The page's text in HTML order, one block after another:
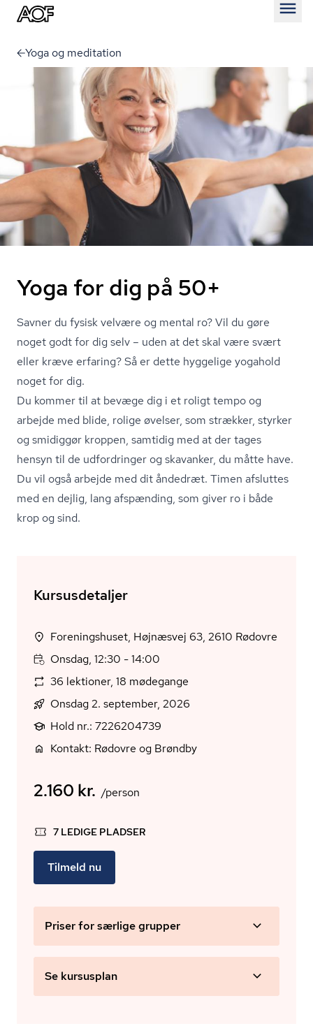
Yoga og meditation
Yoga for dig på 50+
Savner du fysisk velvære og mental ro? Vil du gøre
noget godt for dig selv – uden at det skal være svært
eller kræve erfaring? Så er dette hyggelige yogahold
noget for dig.
Du kommer til at bevæge dig i et roligt tempo og
arbejde med blide, rolige øvelser, som strækker, styrker
og smidiggør kroppen, samtidig med at der tages
hensyn til de udfordringer og skavanker, du måtte have.
Du vil også arbejde med dit åndedræt. Timen afsluttes
med en dejlig, lang afspænding, som giver ro i både
krop og sind.
Kursusdetaljer
Foreningshuset, Højnæsvej 63, 2610 Rødovre
Onsdag, 12:30 - 14:00
36 lektioner, 18 mødegange
Onsdag 2. september, 2026
Hold nr.: 7226204739
Kontakt: Rødovre og Brøndby
2.160 kr. /person
7 LEDIGE PLADSER
Tilmeld nu
Priser for særlige grupper
Se kursusplan